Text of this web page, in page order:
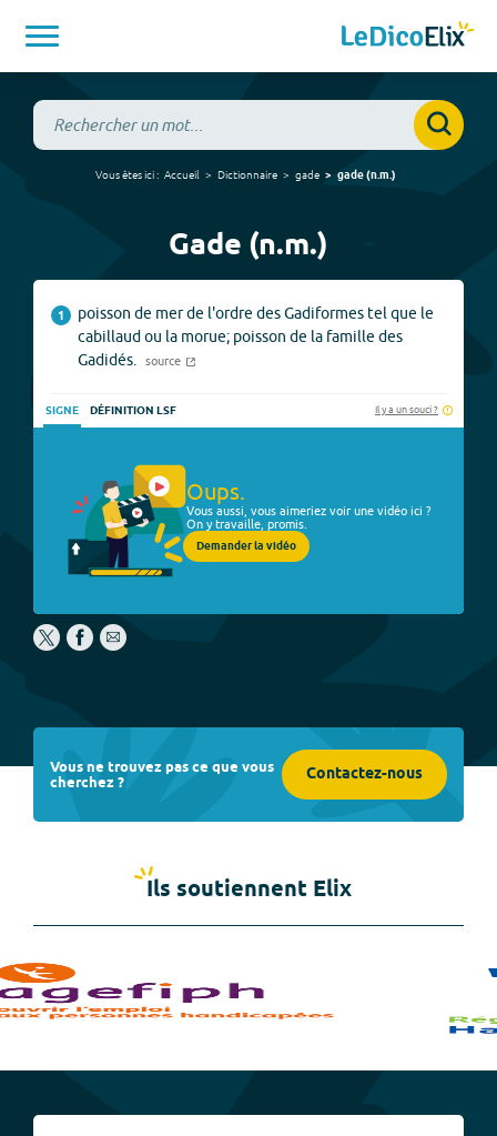
Vous êtes ici : Accueil Dictionnaire gade gade(n.m.)
Gade (n.m.)
1
poisson de mer de l'ordre des Gadiformes tel que le
cabillaud ou la morue; poisson de la famille des
Gadidés.
source
SIGNE DÉFINITION LSF Il y a un souci ?
Oups.
Vous aussi, vous aimeriez voir une vidéo ici ?
On y travaille, promis.
Demander la vidéo
Vous ne trouvez pas ce que vous
cherchez ? Contactez-nous
Ils soutiennent Elix